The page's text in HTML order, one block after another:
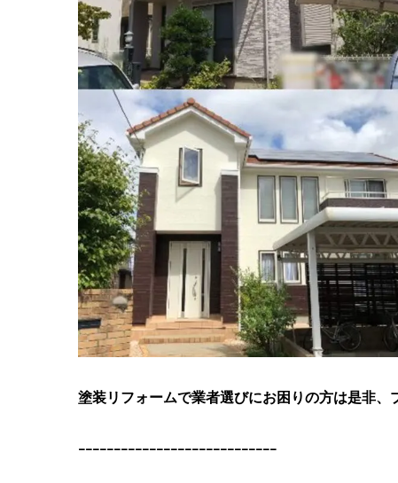
塗装リフォームで業者選びにお困りの方は是非、
ｰｰｰｰｰｰｰｰｰｰｰｰｰｰｰｰｰｰｰｰｰｰｰｰｰｰｰｰ